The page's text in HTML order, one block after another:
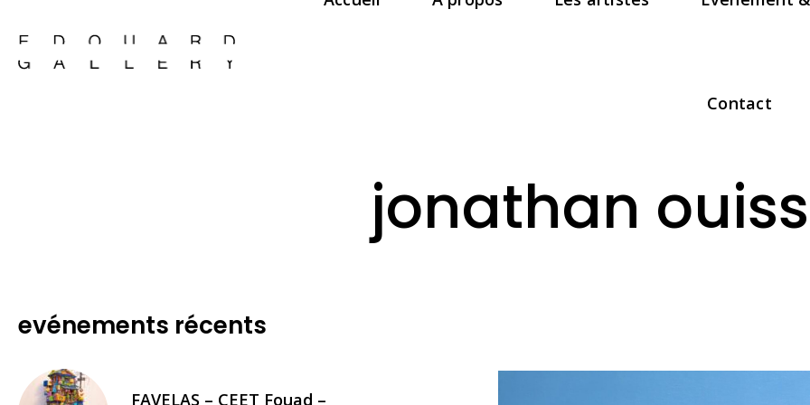
Contact
jonathan
evénements récents
FAVELAS – CEET Fouad –